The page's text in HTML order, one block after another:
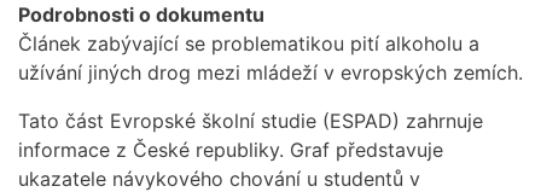
Podrobnosti o dokumentu
Článek zabývající se problematikou pití alkoholu a
užívání jiných drog mezi mládeží v evropských zemích.
Tato část Evropské školní studie (ESPAD) zahrnuje
informace z České republiky. Graf představuje
ukazatele návykového chování u studentů v